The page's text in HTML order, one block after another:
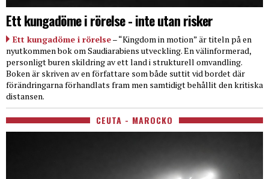
Ett kungadöme i rörelse - inte utan risker
Ett kungadöme i rörelse– “Kingdom in motion” är titeln på en
nyutkommen bok om Saudiarabiens utveckling. En välinformerad,
personligt buren skildring av ett land i strukturell omvandling.
Boken är skriven av en författare som både suttit vid bordet där
förändringarna förhandlats fram men samtidigt behållit den kritiska
distansen.
CEUTA - MAROCKO